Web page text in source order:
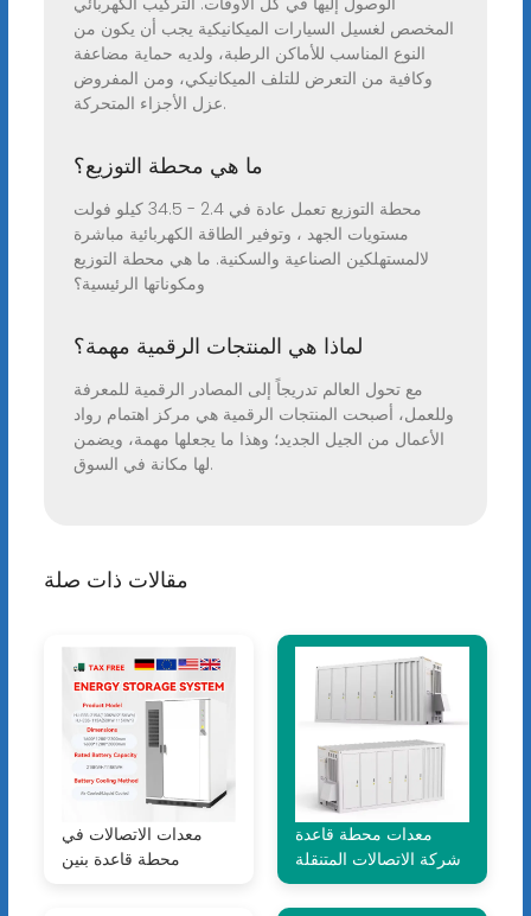
المخصص لغسيل السيارات الميكانيكية يجب أن يكون من
النوع المناسب للأماكن الرطبة، ولديه حماية مضاعفة
وكافية من التعرض للتلف الميكانيكي، ومن المفروض
عزل الأجزاء المتحركة.
ما هي محطة التوزيع؟
محطة التوزيع تعمل عادة في 2.4 - 34.5 كيلو فولت
مستويات الجهد ، وتوفير الطاقة الكهربائية مباشرة
لالمستهلكين الصناعية والسكنية. ما هي محطة التوزيع
ومكوناتها الرئيسية؟
لماذا هي المنتجات الرقمية مهمة؟
مع تحول العالم تدريجاً إلى المصادر الرقمية للمعرفة
وللعمل، أصبحت المنتجات الرقمية هي مركز اهتمام رواد
الأعمال من الجيل الجديد؛ وهذا ما يجعلها مهمة، ويضمن
لها مكانة في السوق.
مقالات ذات صلة
معدات الاتصالات في
محطة قاعدة بنين
معدات محطة قاعدة
شركة الاتصالات المتنقلة